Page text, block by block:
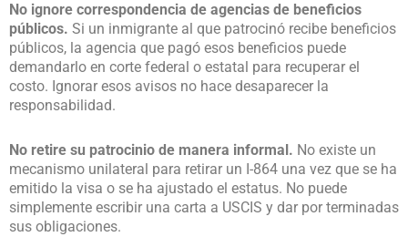
No ignore correspondencia de agencias de beneficios
públicos. Si un inmigrante al que patrocinó recibe beneficios
públicos, la agencia que pagó esos beneficios puede
demandarlo en corte federal o estatal para recuperar el
costo. Ignorar esos avisos no hace desaparecer la
responsabilidad.
No retire su patrocinio de manera informal. No existe un
mecanismo unilateral para retirar un I-864 una vez que se ha
emitido la visa o se ha ajustado el estatus. No puede
simplemente escribir una carta a USCIS y dar por terminadas
sus obligaciones.